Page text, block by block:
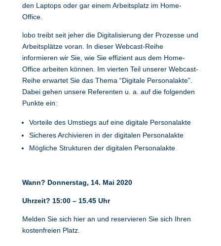
den Laptops oder gar einem Arbeitsplatz im Home-
Office.
lobo treibt seit jeher die Digitalisierung der Prozesse und
Arbeitsplätze voran. In dieser Webcast-Reihe
informieren wir Sie, wie Sie effizient aus dem Home-
Office arbeiten können. Im vierten Teil unserer Webcast-
Reihe erwartet Sie das Thema “Digitale Personalakte”.
Dabei gehen unsere Referenten u. a. auf die folgenden
Punkte ein:
Vorteile des Umstiegs auf eine digitale Personalakte
Sicheres Archivieren in der digitalen Personalakte
Mögliche Strukturen der digitalen Personalakte
Wann? Donnerstag, 14. Mai 2020
Uhrzeit? 15:00 – 15.45 Uhr
Melden Sie sich hier an und reservieren Sie sich Ihren
kostenfreien Platz.